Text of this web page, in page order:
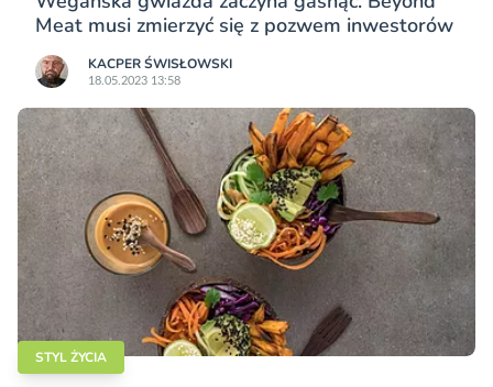
Meat musi zmierzyć się z pozwem inwestorów
KACPER ŚWISŁO­WSKI
18.05.2023 13:58
STYL ŻYCIA